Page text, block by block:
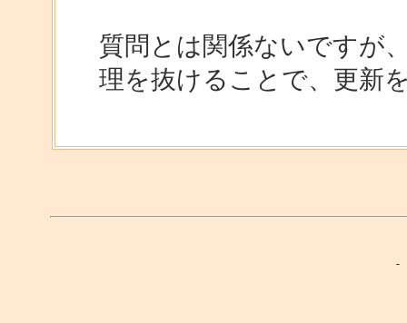
質問とは関係ないですが
理を抜けることで、更新